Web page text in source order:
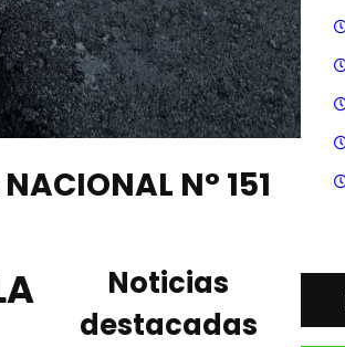
N° 151
Noticias
destacadas